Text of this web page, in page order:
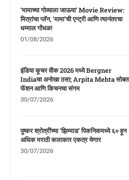
‘मामाच्या गोव्याला जाऊया’ Movie Review:
मित्रांचा प्लॅन, ‘मामा’ची एन्ट्री आणि त्यानंतरचा
धम्माल गोंधळ!
01/08/2026
इंडिया कूचर वीक 2026 मध्ये Bergner
Indiaचा अनोखा ठसा; Arpita Mehta सोबत
फॅशन आणि किचनचा संगम
30/07/2026
पुष्कर श्रोत्रींच्या ‘झिम्माड’ पिकनिकमध्ये ६० हून
अधिक मराठी कलाकार एकत्र येणार
30/07/2026